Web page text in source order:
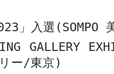
」入選 (SOMPO
GALLERY
ー/東京)